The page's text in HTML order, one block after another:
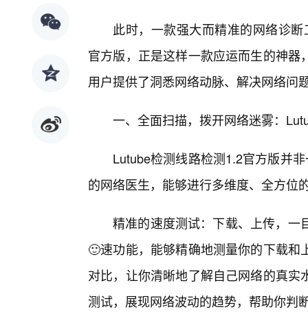
此时，一款强大而精准的网络诊
官方版，正是这样一款应运而生的神
用户提供了洞悉网络动脉、解决网络问
一、全面扫描，拨开网络迷雾：
Lutube检测线路检测1.2官方版并
的网络医生，能够进行多维度、全方位
精准的速度测试：下载、上传，一
🙂速功能，能够精确地测量你的下载
对比，让你清晰地了解自己网络的真
测试，展现网络波动的趋势，帮助你判